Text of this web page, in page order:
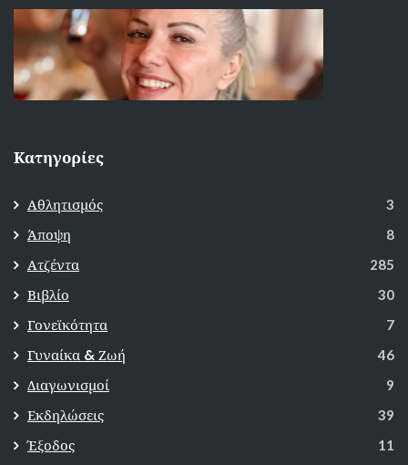
Κατηγορίες
Αθλητισμός 3
Άποψη 8
Ατζέντα 285
Βιβλίο 30
Γονεϊκότητα 7
Γυναίκα & Ζωή 46
Διαγωνισμοί 9
Εκδηλώσεις 39
Έξοδος 11